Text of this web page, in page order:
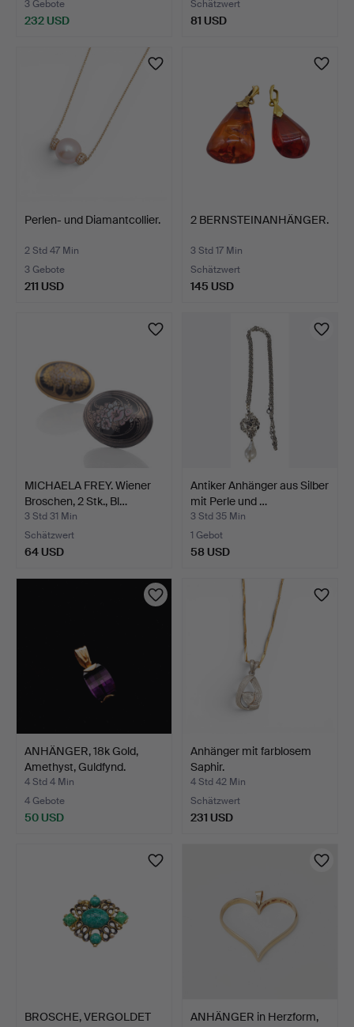
3 Gebote
232 USD
Schätzwert
81 USD
Perlen- und Diamantcollier.
2 Std 47 Min
3 Gebote
211 USD
2 BERNSTEINANHÄNGER.
3 Std 17 Min
Schätzwert
145 USD
MICHAELA FREY. Wiener
Broschen, 2 Stk., Bl…
3 Std 31 Min
Schätzwert
64 USD
Antiker Anhänger aus Silber
mit Perle und …
3 Std 35 Min
1 Gebot
58 USD
ANHÄNGER, 18k Gold,
Amethyst, Guldfynd.
4 Std 4 Min
4 Gebote
50 USD
Anhänger mit farblosem
Saphir.
4 Std 42 Min
Schätzwert
231 USD
BROSCHE, VERGOLDET
ANHÄNGER in Herzform,